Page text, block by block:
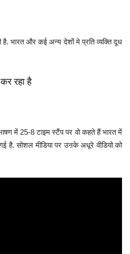
है. भारत और कई अन्य देशों मे प्रति व्यक्ति दूध
रहा है
में 25-8 टाइम स्टैंप पर वो कहते हैं भारत में
है. सोशल मीडिया पर उऩके अधूरे वीडियो को